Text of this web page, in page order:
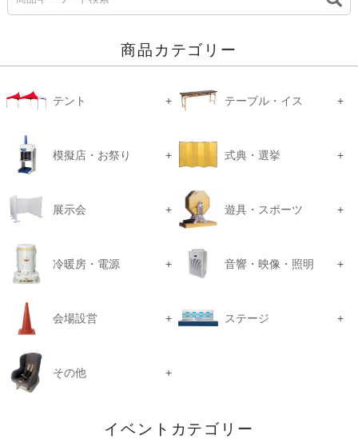
商品カテゴリー
テント テーブル・イス
模擬店・お祭り 式典・選挙
展示会 遊具・スポーツ
冷暖房・電源 音響・映像・照明
会場設営 ステージ
その他
イベントカテゴリー